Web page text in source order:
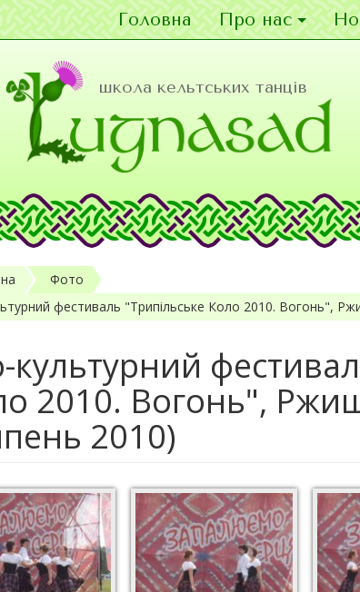
Головна Про нас
школа кельтських танців
Фото
фестиваль "Трипільське Коло 2010. Вогонь",
культурний
2010. Вогонь",
2010)